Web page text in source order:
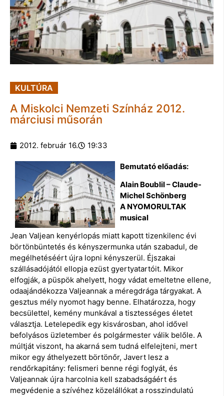
KULTÚRA
A Miskolci Nemzeti Színház 2012.
márciusi műsorán
2012. február 16. 19:33
Bemutató előadás:
Alain Boublil – Claude-
Michel Schönberg
A NYOMORULTAK
musical
Jean Valjean kenyérlopás miatt kapott tizenkilenc évi
börtönbüntetés és kényszermunka után szabadul, de
megélhetéséért újra lopni kényszerül. Éjszakai
szállásadójától ellopja ezüst gyertyatartóit. Mikor
elfogják, a püspök ahelyett, hogy vádat emeltetne ellene,
odaajándékozza Valjeannak a méregdrága tárgyakat. A
gesztus mély nyomot hagy benne. Elhatározza, hogy
becsülettel, kemény munkával a tisztességes életet
választja. Letelepedik egy kisvárosban, ahol idővel
befolyásos üzletember és polgármester válik belőle. A
múltját viszont, ha akarná sem tudná elfelejteni, mert
mikor egy áthelyezett börtönőr, Javert lesz a
rendőrkapitány: felismeri benne régi foglyát, és
Valjeannak újra harcolnia kell szabadságáért és
megvédenie a szívéhez közelállókat a rosszindulatú